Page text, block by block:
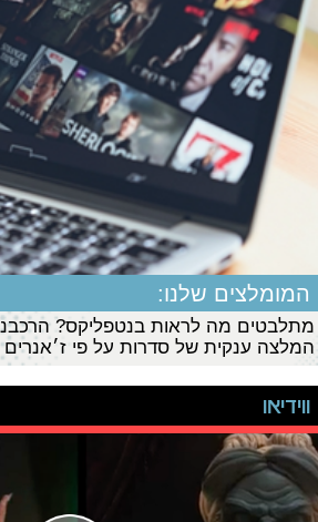
המומלצים שלנו:
מתלבטים מה לראות בנטפליקס?
המלצה ענקית של סדרות על פי
ווידיאו